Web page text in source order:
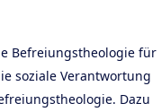
Befreiungstheologie für
soziale Verantwortung
Dazu